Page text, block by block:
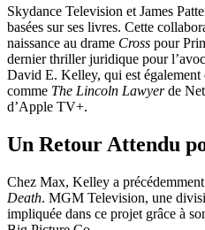
Skydance Television et James
basées sur ses livres. Cette
naissance au drame Cross pour
dernier thriller juridique pour
David E. Kelley, qui est également
comme The Lincoln Lawyerde
d’Apple TV+.
Un Retour Attendu
Chez Max, Kelley a
Death. MGM Television, une
impliquée dans ce projet grâce à